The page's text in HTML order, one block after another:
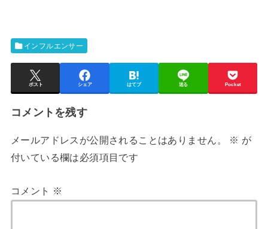
インフルエンサー
ポスト シェア はてブ 送る Pocket
コメントを残す
メールアドレスが公開されることはありません。 ※ が
付いている欄は必須項目です
コメント ※